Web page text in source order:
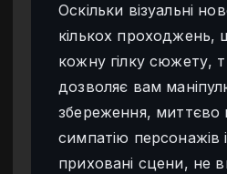
Оскільки візуальні
кількох проходжень,
кожну гілку сюжету,
дозволяє вам
збереження, миттєво
симпатію персонажів
приховані сцени, не